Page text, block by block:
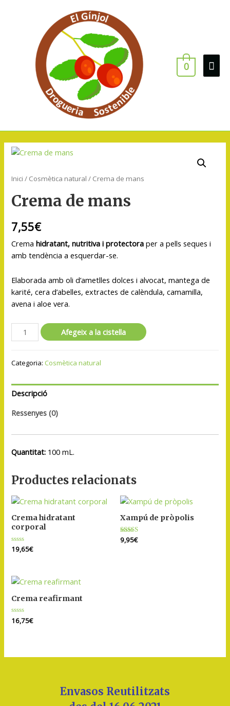
0
Inici / Cosmètica natural / Crema de mans
Crema de mans
7,55€
Cremahidratant, nutritiva i protectora per a pells seques i
amb tendència a esquerdar-se.
Elaborada amb oli d’ametlles dolces i alvocat, mantega de
karité, cera d’abelles, extractes de calèndula, camamilla,
avena i aloe vera.
Afegeix a la cistella
Categoria: Cosmètica natural
Descripció
Ressenyes (0)
Quantitat: 100 mL.
Productes relacionats
Crema hidratant
corporal
Puntuat
amb
19,65€
Xampú de pròpolis
Puntuat
amb
9,95€
Crema reafirmant
Puntuat
amb
16,75€
Envasos Reutilitzats